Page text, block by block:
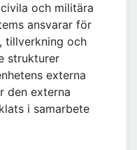
och militära
ansvarar för
tillverkning och
strukturer
externa
den externa
i samarbete